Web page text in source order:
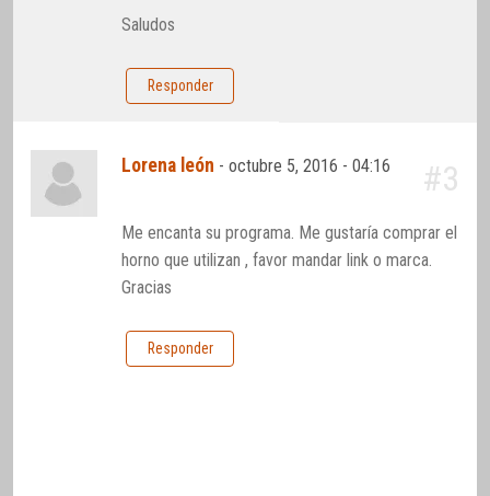
Saludos
Responder
Lorena león -octubre 5, 2016 - 04:16 #3
Me encanta su programa. Me gustaría comprar el
horno que utilizan , favor mandar link o marca.
Gracias
Responder